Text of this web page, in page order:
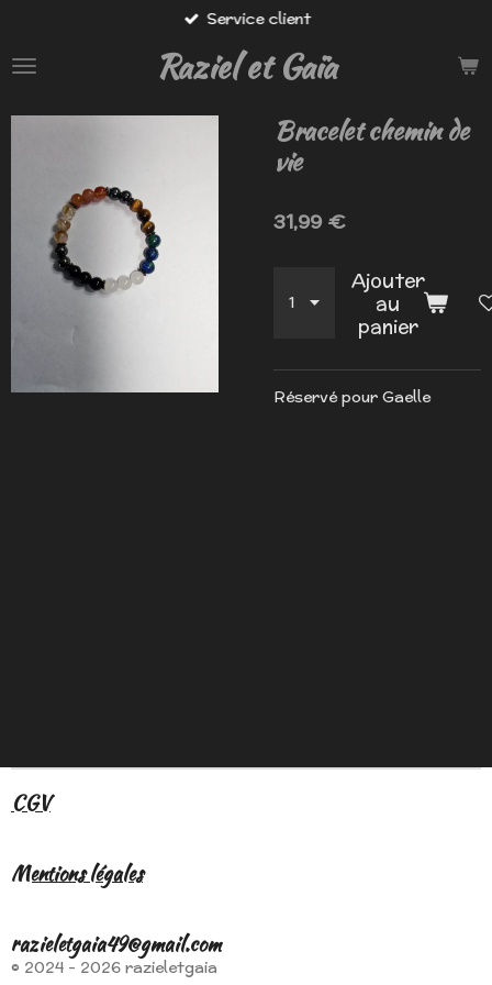
contenu
Raziel et Gaïa
Service client
Bracelet chemin de
vie
31,99 €
Ajouter
au
panier
Réservé pour Gaelle
CGV
Mentions légales
razieletgaia49@gmail.com
© 2024 - 2026 razieletgaia